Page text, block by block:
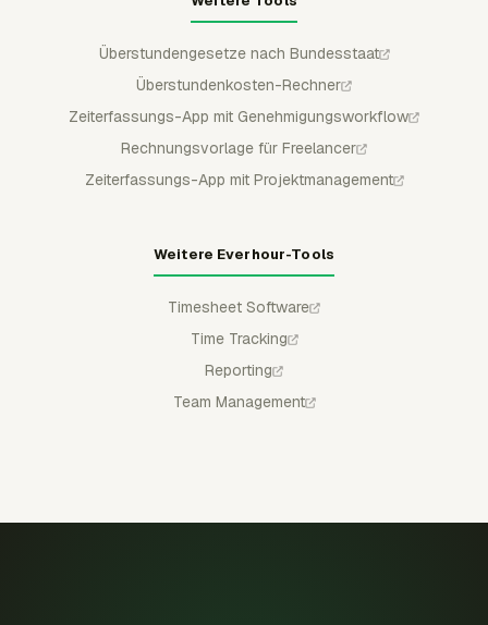
Überstundengesetze nach Bundesstaat
Überstundenkosten-Rechner
Zeiterfassungs-App mit Genehmigungsworkflow
Rechnungsvorlage für Freelancer
Zeiterfassungs-App mit Projektmanagement
Weitere Everhour-Tools
Timesheet Software
Time Tracking
Reporting
Team Management